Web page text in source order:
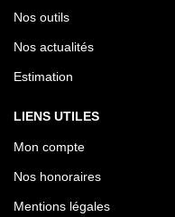
Nos outils
Nos actualités
Estimation
LIENS UTILES
Mon compte
Nos honoraires
Mentions légales